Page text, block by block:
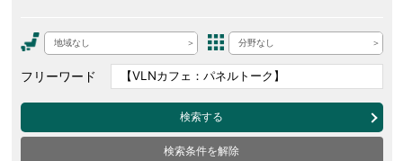
地域なし 分野なし
フリーワード
検索する
検索条件を解除